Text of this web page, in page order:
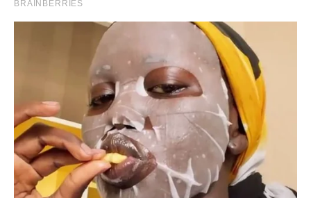
Я вийшла з кімнати, закрила двері і сповзла по стіні на
підлогу. Сльози самі покотилися по обличчю.
Наступні дні були як у тумані. Я виконувала всі хатні
справи, намагалася вчитися, працювати онлайн, але думки
були лише про одне — Максим чи мама?
Максим поводився як завжди. Він купував продукти,
допомагав з деякими питаннями, але в його очах я
бачила холодну рішучість. Він чекав.
Одного разу я прийшла додому після університету, де
ледь не завалила черговий іспит. У квартирі було дивно